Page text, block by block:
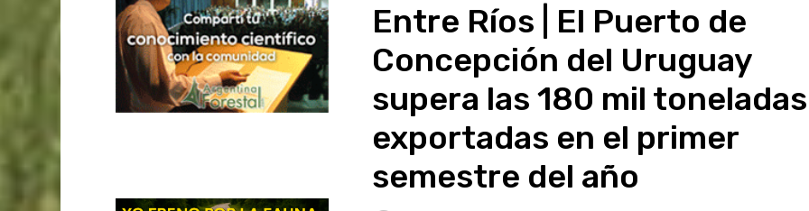
Entre Ríos | El Puerto de
Concepción del Uruguay
supera las 180 mil toneladas
exportadas en el primer
semestre del año